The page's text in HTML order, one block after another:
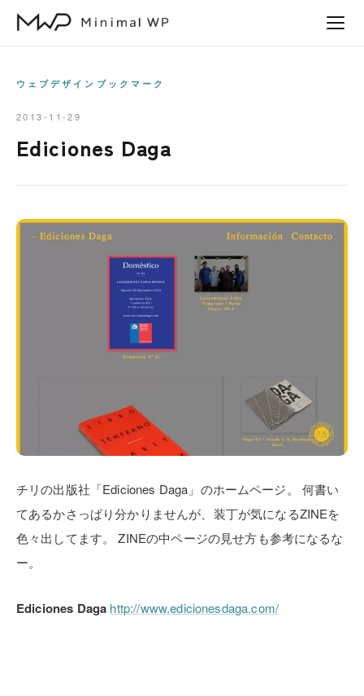
ウェブデザインブックマーク
2013-11-29
Ediciones Daga
チリの出版社「Ediciones Daga」のホームページ。
何書い
てあるかさっぱり分かりませんが、装丁が気になるZINEを
色々出してます。
ZINEの中ページの見せ方も参考になるな
ー。
Ediciones Daga http://www.edicionesdaga.com/